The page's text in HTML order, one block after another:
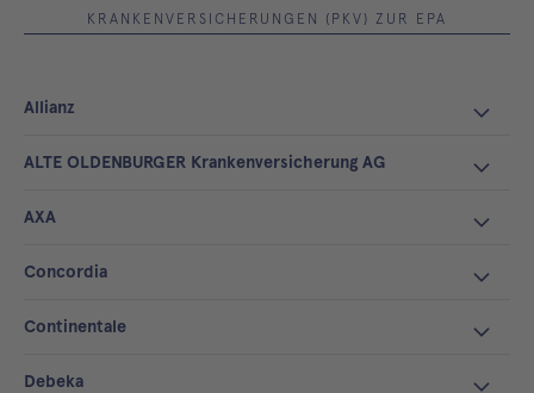
KRANKENVERSICHERUNGEN (PKV) ZUR EPA
Allianz
ALTE OLDENBURGER Krankenversicherung AG
AXA
Concordia
Continentale
Debeka